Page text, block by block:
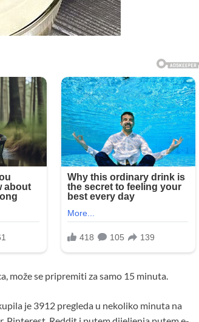
može se pripremiti za samo 15 minuta.
je 3912 pregleda u nekoliko minuta na